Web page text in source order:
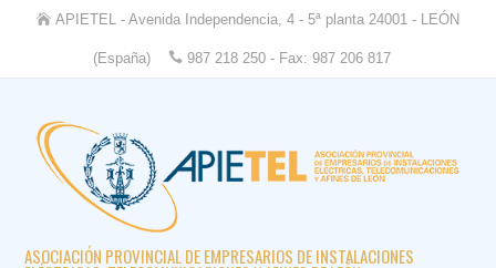
APIETEL - Avenida Independencia, 4 - 5ª planta 24001 - LEÓN
(España) 987 218 250 - Fax: 987 206 817
ASOCIACIÓN PROVINCIAL DE EMPRESARIOS DE INSTALACIONES